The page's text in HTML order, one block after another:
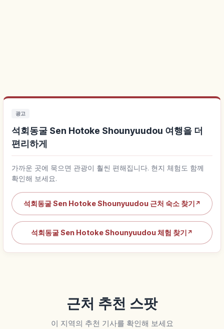
광고
석회동굴 Sen Hotoke Shounyuudou 여행을 더
편리하게
가까운 곳에 묵으면 관광이 훨씬 편해집니다. 현지 체험도 함께
확인해 보세요.
석회동굴 Sen Hotoke Shounyuudou 근처 숙소 찾기 ↗
석회동굴 Sen Hotoke Shounyuudou 체험 찾기 ↗
근처 추천 스팟
이 지역의 추천 기사를 확인해 보세요